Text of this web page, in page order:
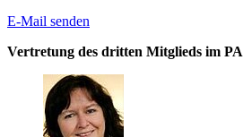
E-Mail senden
Vertretung des dritten Mitglieds im PA